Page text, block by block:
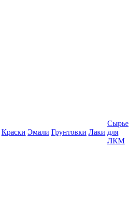
Краски Эмали Грунтовки Лаки
Сырье
для
ЛКМ